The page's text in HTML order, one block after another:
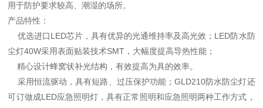
用于防护要求较高、潮湿的场所。
产品特性：
优选进口LED芯片，具有优异的光通维持率及高光效；LED防水防
尘灯40W采用表面贴装技术SMT，大幅度提高导热性能；
精心设计蜂窝状补光结构，有效提高为具的效率。
采用恒流驱动，具有短路、过压保护功能；GLD210防水防尘灯还
可订做成LED应急照明灯，具有正常照明和应急照明两种工作方式，